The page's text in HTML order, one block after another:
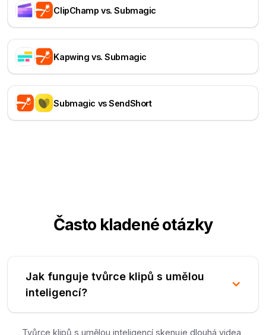
ClipChamp vs. Submagic
Kapwing vs. Submagic
Submagic vs SendShort
Často kladené otázky
Jak funguje tvůrce klipů s umělou
inteligencí?
Tvůrce klipů s umělou inteligencí skenuje dlouhá videa